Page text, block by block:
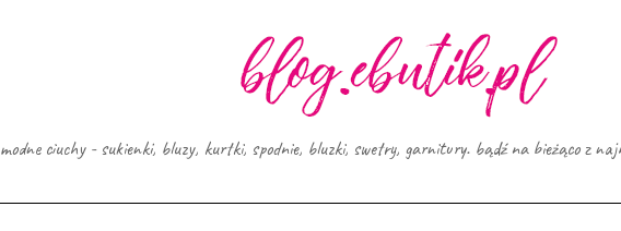
modne ciuchy - sukienki, bluzy, kurtki, spodnie, bluzki, swetry, garnitury. bądź na bieżąco z